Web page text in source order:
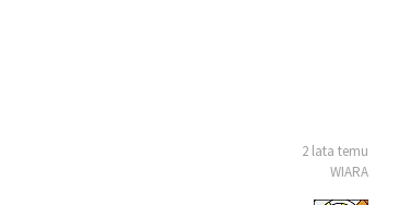
2 lata temu
WIARA